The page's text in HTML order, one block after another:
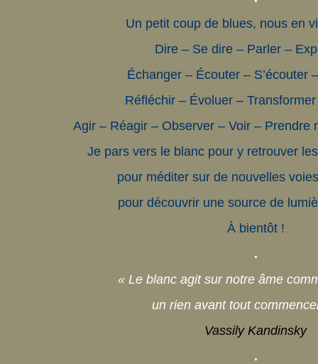
Un petit coup de blues, nous en
Dire – Se dire – Parler –
Échanger – Écouter – S’écouter
Réfléchir – Évoluer –
Agir – Réagir – Observer – Voir –
Je pars vers le blanc pour y retrouver
pour méditer sur de nouvelles
pour découvrir une source de
À bientôt !
.
« Le blanc agit sur notre âme
un rien avant tout
Vassily Kandinsky
.